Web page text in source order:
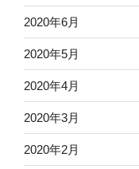
2020年6月
2020年5月
2020年4月
2020年3月
2020年2月